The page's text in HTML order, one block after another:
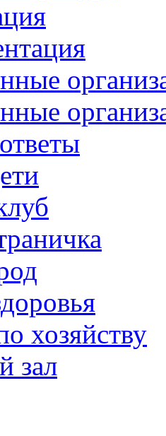
хозяйству
зал